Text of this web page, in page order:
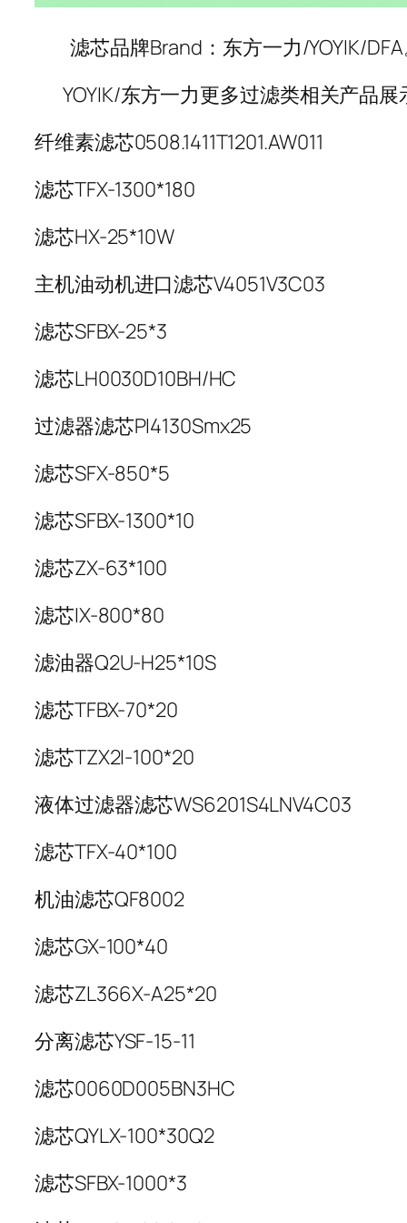
滤芯品牌Brand：东方一力/YOYIK/
YOYIK/东方一力更多过滤类相关产品展
纤维素滤芯0508.1411T1201.AW011
滤芯TFX-1300*180
滤芯HX-25*10W
主机油动机进口滤芯V4051V3C03
滤芯SFBX-25*3
滤芯LH0030D10BH/HC
过滤器滤芯PI4130Smx25
滤芯SFX-850*5
滤芯SFBX-1300*10
滤芯ZX-63*100
滤芯IX-800*80
滤油器Q2U-H25*10S
滤芯TFBX-70*20
滤芯TZX2I-100*20
液体过滤器滤芯WS6201S4LNV4C03
滤芯TFX-40*100
机油滤芯QF8002
滤芯GX-100*40
滤芯ZL366X-A25*20
分离滤芯YSF-15-11
滤芯0060D005BN3HC
滤芯QYLX-100*30Q2
滤芯SFBX-1000*3